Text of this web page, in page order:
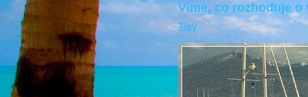
Víme, co rozhoduje o
Tipy